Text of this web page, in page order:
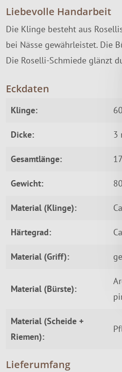
Liebevolle Handarbeit
Die Klinge besteht aus
bei Nässe gewährleistet. Die
Die Roselli-Schmiede glänzt
Eckdaten
Klinge:
Dicke: 3
Gesamtlänge:
Gewicht:
Material (Klinge):
Härtegrad:
Material (Griff):
Material (Bürste):
Material (Scheide +
Riemen):
Lieferumfang